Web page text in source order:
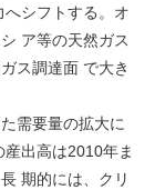
シフトする。オ
ア等の天然ガス
ス調達面 で大き
需要量の拡大に
出高は2010年ま
期的には、クリ